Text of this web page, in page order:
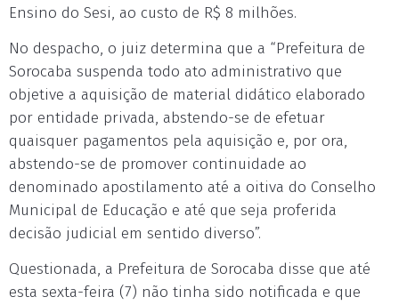
Ensino do Sesi, ao custo de R$ 8 milhões.
No despacho, o juiz determina que a “Prefeitura de
Sorocaba suspenda todo ato administrativo que
objetive a aquisição de material didático elaborado
por entidade privada, abstendo-se de efetuar
quaisquer pagamentos pela aquisição e, por ora,
abstendo-se de promover continuidade ao
denominado apostilamento até a oitiva do Conselho
Municipal de Educação e até que seja proferida
decisão judicial em sentido diverso”.
Questionada, a Prefeitura de Sorocaba disse que até
esta sexta-feira (7) não tinha sido notificada e que